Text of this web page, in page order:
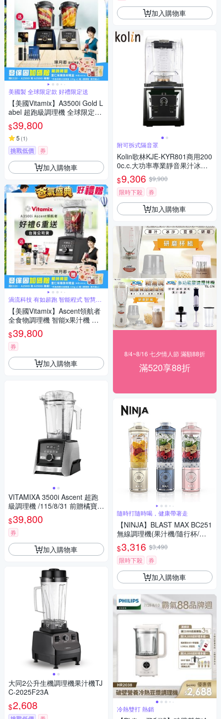
美國製 全球限定款 好禮限定送
【美國Vitamix】A3500i Gold L
abel 超跑級調理機 全球限定款
智能x果汁機 尊爵級(官方公司
貨)陳月卿推薦
$39,800
5 (1)
挑戰低價 券
加入購物車
渦流科技 有如超跑 智能程式 智慧調
理
【美國Vitamix】Ascent領航者
全食物調理機 智能x果汁機 尊
爵級-A3500i-曜石黑(官方公司
貨)-陳月卿推薦
$39,800
券
加入購物車
VITAMIXA 3500i Ascent 超跑
級調理機 /115/8/31 前贈橘寶
+工具組 送完為止
$39,800
券
加入購物車
大同2公升生機調理機果汁機TJ
C-2025F23A
$2,608
加入購物車
附可拆式隔音罩
Kolin歌林KJE-KYR801商用200
0c.c.大功率專業靜音果汁冰沙
調理機附隔音罩
$9,306 $9,900
限時下殺
券
加入購物車
8/4~8/16 七夕情人節 滿額88折
滿520享88折
隨時打隨時喝，健康帶著走
【NINJA】BLAST MAX BC251
無線調理機(果汁機/隨行杯/無
線充電/調理機/攪拌/高馬力碎
冰)
$3,316 $3,490
限時下殺
券
加入購物車
冷熱雙打 熱銷